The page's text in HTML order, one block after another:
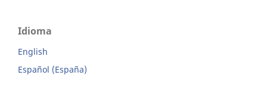
Idioma
English
Español (España)